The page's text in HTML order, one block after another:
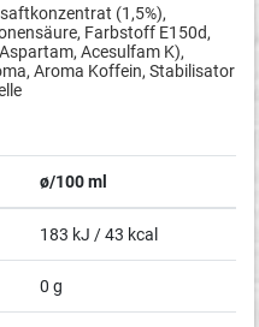
(1,5%),
Farbstoff E150d,
Acesulfam K),
Aroma Koffein, Stabilisator
ø/100 ml
183 kJ / 43 kcal
0 g